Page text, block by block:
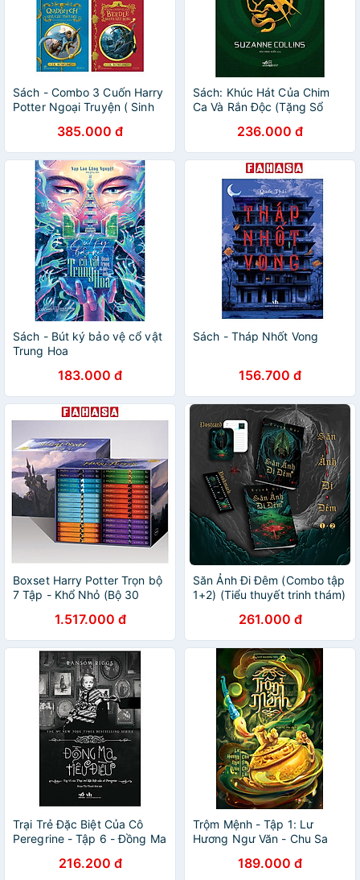
Sách - Combo 3 Cuốn Harry
Potter Ngoại Truyện ( Sinh
Đại, Người Hát Rong )
385.000 đ
Sách: Khúc Hát Của Chim
Ca Và Rắn Độc (Tặng Sổ
236.000 đ
Sách - Bút ký bảo vệ cổ vật
Trung Hoa
183.000 đ
Sách - Tháp Nhốt Vong
156.700 đ
Boxset Harry Potter Trọn bộ
7 Tập - Khổ Nhỏ (Bộ 30
1.517.000 đ
Săn Ảnh Đi Đêm (Combo tập
1+2) (Tiểu thuyết trinh thám)
261.000 đ
Trại Trẻ Đặc Biệt Của Cô
Peregrine - Tập 6 - Đồng Ma
216.200 đ
Trộm Mệnh - Tập 1: Lư
Hương Ngư Văn - Chu Sa
189.000 đ